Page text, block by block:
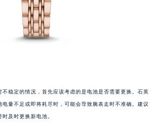
稳定的情况，首先应该考虑的是电池是否需要更换。石英
电量不足或即将耗尽时，可能会导致腕表走时不准确。建议
及时更换新电池。